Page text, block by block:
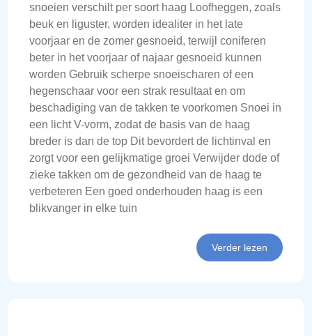
snoeien verschilt per soort haag Loofheggen, zoals
beuk en liguster, worden idealiter in het late
voorjaar en de zomer gesnoeid, terwijl coniferen
beter in het voorjaar of najaar gesnoeid kunnen
worden Gebruik scherpe snoeischaren of een
hegenschaar voor een strak resultaat en om
beschadiging van de takken te voorkomen Snoei in
een licht V-vorm, zodat de basis van de haag
breder is dan de top Dit bevordert de lichtinval en
zorgt voor een gelijkmatige groei Verwijder dode of
zieke takken om de gezondheid van de haag te
verbeteren Een goed onderhouden haag is een
blikvanger in elke tuin
Verder lezen